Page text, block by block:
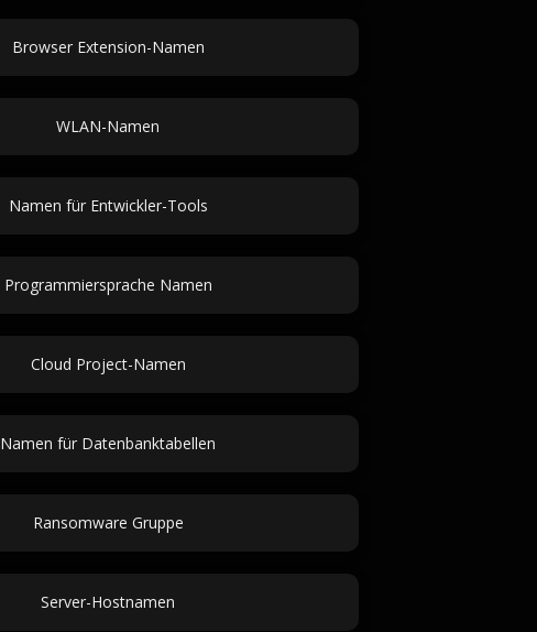
Browser Extension-Namen
WLAN-Namen
Namen für Entwickler-Tools
Programmiersprache Namen
Cloud Project-Namen
Namen für Datenbanktabellen
Ransomware Gruppe
Server-Hostnamen